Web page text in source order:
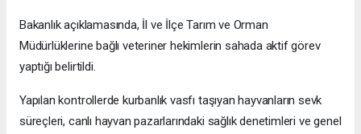
Bakanlık açıklamasında, İl ve İlçe Tarım ve Orman
Müdürlüklerine bağlı veteriner hekimlerin sahada aktif görev
yaptığı belirtildi.
Yapılan kontrollerde kurbanlık vasfı taşıyan hayvanların sevk
süreçleri, canlı hayvan pazarlarındaki sağlık denetimleri ve genel